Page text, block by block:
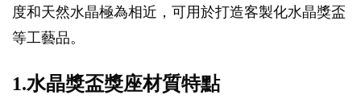
度和天然水晶極為相近，可用於打造客製化水晶獎盃
等工藝品。
1.水晶獎盃獎座材質特點